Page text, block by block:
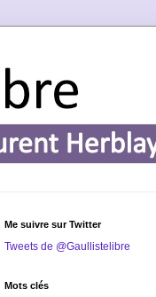
Me suivre sur Twitter
Tweets de @Gaullistelibre
Mots clés